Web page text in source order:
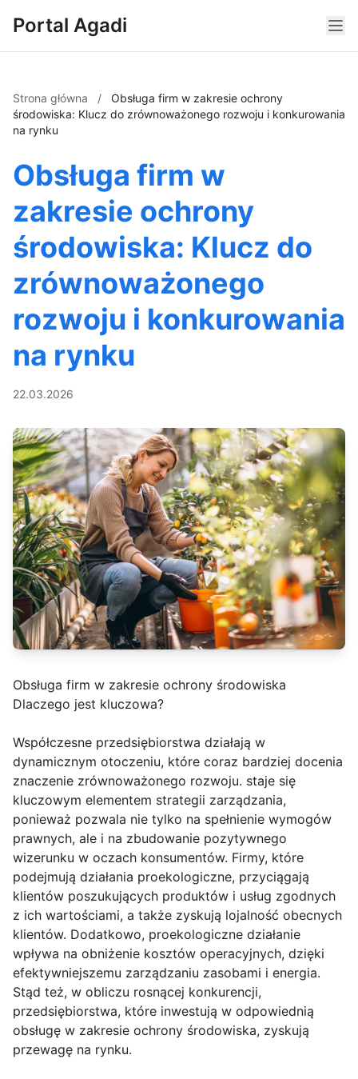
Portal Agadi
Strona główna /
Obsługa firm w zakresie ochrony
środowiska: Klucz do zrównoważonego rozwoju i konkurowania
na rynku
Obsługa firm w
zakresie ochrony
środowiska: Klucz do
zrównoważonego
rozwoju i konkurowania
na rynku
22.03.2026
Obsługa firm w zakresie ochrony środowiska
Dlaczego jest kluczowa?
Współczesne przedsiębiorstwa działają w
dynamicznym otoczeniu, które coraz bardziej docenia
znaczenie zrównoważonego rozwoju. staje się
kluczowym elementem strategii zarządzania,
ponieważ pozwala nie tylko na spełnienie wymogów
prawnych, ale i na zbudowanie pozytywnego
wizerunku w oczach konsumentów. Firmy, które
podejmują działania proekologiczne, przyciągają
klientów poszukujących produktów i usług zgodnych
z ich wartościami, a także zyskują lojalność obecnych
klientów. Dodatkowo, proekologiczne działanie
wpływa na obniżenie kosztów operacyjnych, dzięki
efektywniejszemu zarządzaniu zasobami i energia.
Stąd też, w obliczu rosnącej konkurencji,
przedsiębiorstwa, które inwestują w odpowiednią
obsługę w zakresie ochrony środowiska, zyskują
przewagę na rynku.